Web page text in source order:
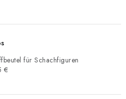
für Schachfiguren
€